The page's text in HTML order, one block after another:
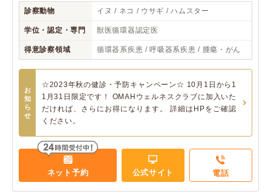
診察動物 イヌ / ネコ / ウサギ / ハムスター
学位・認定・専門 獣医循環器認定医
得意診察領域 循環器系疾患 / 呼吸器系疾患 / 腫瘍・がん
お
知
ら
せ
☆2023年秋の健診・予防キャンペーン☆ 10月1日から1
1月31日限定です！ OMAHウェルネスクラブに加入いた
だければ、さらにお得になります。 詳細はHPをご確認
ください。
ネット予約 公式サイト 電話